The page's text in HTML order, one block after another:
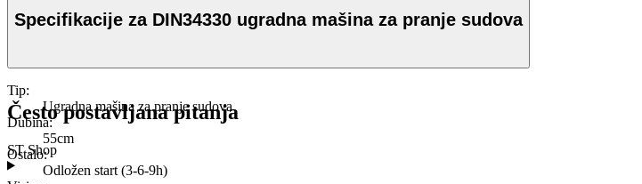
Specifikacije za DIN34330 ugradna mašina za pranje sudova
Tip:
Ugradna mašina za pranje sudova
Dubina:
55cm
Ostalo:
Odložen start (3-6-9h)
Često postavljana pitanja
ST Shop